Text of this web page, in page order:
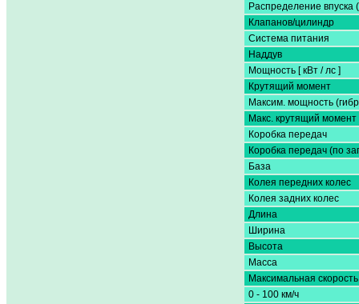
Распределение впуска
Клапанов/цилиндр
Система питания
Наддув
Мощность [ кВт / лс ]
Крутящий момент
Максим. мощность
Макс. крутящий момент
Коробка передач
Коробка передач (по
База
Колея передних колес
Колея задних колес
Длина
Ширина
Высота
Масса
Максимальная скорость
0 - 100 км/ч